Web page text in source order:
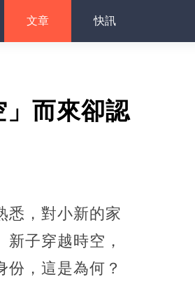
文章 快訊
」而來卻認
悉，對小新的家
子穿越時空，
，這是為何？